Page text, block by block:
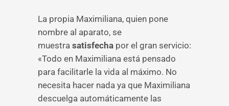
La propia Maximiliana, quien pone
nombre al aparato, se
muestra satisfecha por el gran servicio:
«Todo en Maximiliana está pensado
para facilitarle la vida al máximo. No
necesita hacer nada ya que Maximiliana
descuelga automáticamente las